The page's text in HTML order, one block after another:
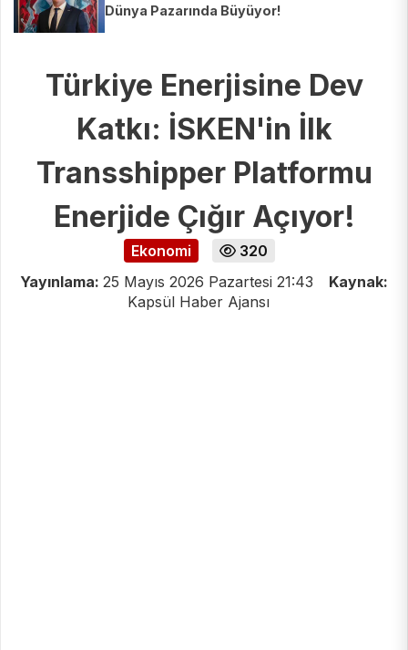
Dünya Pazarında Büyüyor!
Türkiye Enerjisine Dev
Katkı: İSKEN'in İlk
Transshipper Platformu
Enerjide Çığır Açıyor!
Ekonomi
320
Yayınlama: 25 Mayıs 2026 Pazartesi 21:43
Kaynak:
Kapsül Haber Ajansı